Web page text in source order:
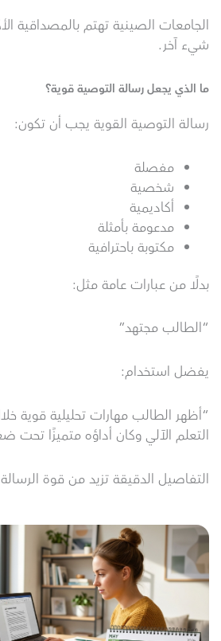
الجامعات الصينية تهتم بالمصداقية
شيء آخر.
ما الذي يجعل رسالة التوصية قوية؟
رسالة التوصية القوية يجب أن تكون:
مفصلة
شخصية
أكاديمية
مدعومة بأمثلة
مكتوبة باحترافية
بدلًا من عبارات عامة مثل:
“الطالب مجتهد”
يفضل استخدام:
“أظهر الطالب مهارات تحليلية قوية
التعلم الآلي وكان أداؤه متميزًا
التفاصيل الدقيقة تزيد من قوة